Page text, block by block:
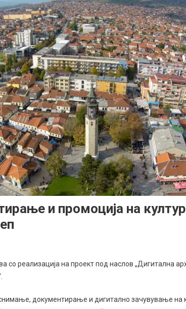
и промоција на
со реализација на проект под наслов „Дигитална
документирање и дигитално зачувување на